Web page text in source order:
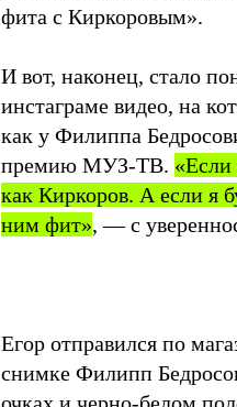
фита с Киркоровым».
И вот, наконец, стало
инстаграме видео, на
как у Филиппа
премию МУЗ-ТВ. «Если
как Киркоров. А если я
ним фит», — с
Егор отправился по
снимке Филипп